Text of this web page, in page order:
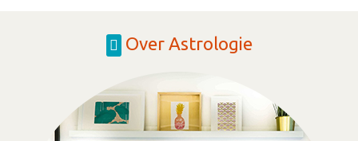
Over Astrologie